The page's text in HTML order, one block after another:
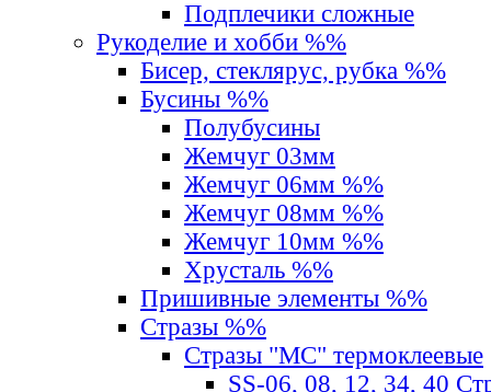
Подплечики сложные
Рукоделие и хобби %%
Бисер, стеклярус, рубка %%
Бусины %%
Полубусины
Жемчуг 03мм
Жемчуг 06мм %%
Жемчуг 08мм %%
Жемчуг 10мм %%
Хрусталь %%
Пришивные элементы %%
Стразы %%
Стразы "MС" термоклеевые
SS-06, 08, 12, 34, 40